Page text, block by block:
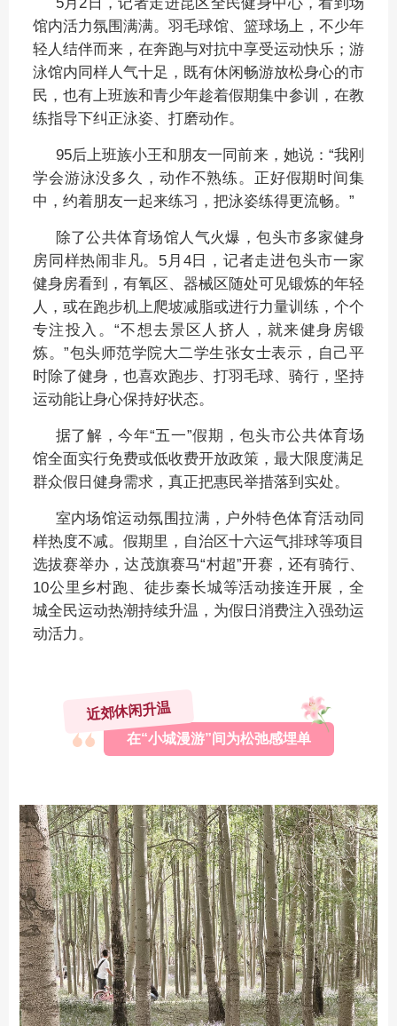
馆内活力氛围满满。羽毛球馆、篮球场上，不少年
轻人结伴而来，在奔跑与对抗中享受运动快乐；游
泳馆内同样人气十足，既有休闲畅游放松身心的市
民，也有上班族和青少年趁着假期集中参训，在教
练指导下纠正泳姿、打磨动作。
95后上班族小王和朋友一同前来，她说：“我刚
学会游泳没多久，动作不熟练。正好假期时间集
中，约着朋友一起来练习，把泳姿练得更流畅。”
除了公共体育场馆人气火爆，包头市多家健身
房同样热闹非凡。5月4日，记者走进包头市一家
健身房看到，有氧区、器械区随处可见锻炼的年轻
人，或在跑步机上爬坡减脂或进行力量训练，个个
专注投入。“不想去景区人挤人，就来健身房锻
炼。”包头师范学院大二学生张女士表示，自己平
时除了健身，也喜欢跑步、打羽毛球、骑行，坚持
运动能让身心保持好状态。
据了解，今年“五一”假期，包头市公共体育场
馆全面实行免费或低收费开放政策，最大限度满足
群众假日健身需求，真正把惠民举措落到实处。
室内场馆运动氛围拉满，户外特色体育活动同
样热度不减。假期里，自治区十六运气排球等项目
选拔赛举办，达茂旗赛马“村超”开赛，还有骑行、
10公里乡村跑、徒步秦长城等活动接连开展，全
城全民运动热潮持续升温，为假日消费注入强劲运
动活力。
近郊休闲升温
在“小城漫游”间为松弛感埋单